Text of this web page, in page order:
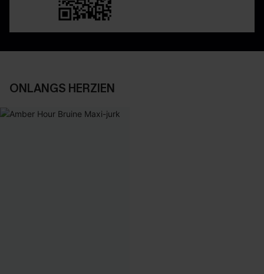
ONLANGS HERZIEN